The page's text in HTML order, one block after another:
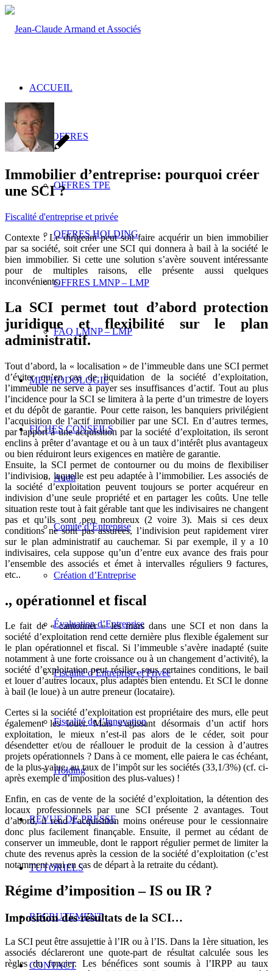
ACCUEIL
NOS OFFRES
OFFRES TPE
OFFRES HOLDING
OFFRES LMNP – LMP
FAQ LMNP – LMP
METHODOLOGIE
FICHES CONSEILS
Audit
Comité d’Entreprise
Création d’Entreprise
Évaluation d’Entreprise
Fiscalité d’Entreprise et Privée
Fiscalité de l’Innovation
Holding
REVUE DE PRESSE
TUTORIELS
RECRUTEMENT
CONTACT
Immobilier d’entreprise: pourquoi créer
une SCI ?
Fiscalité d'entreprise et privée
Contexte : Le dirigeant peut soit faire acquérir un bien immobilier
par sa société, soit créer une SCI qui donnera à bail à la société le
bien immobilier. Si cette une solution s’avère souvent intéressante
pour de multiples raisons, elle présente aussi quelques
inconvénients.
La SCI permet tout d’abord protection
juridique et flexibilité sur le plan
administratif.
Tout d’abord, la « localisation » de l’immeuble dans une SCI permet
d’éviter qu’en cas de liquidation de la société d’exploitation,
l’immeuble ne serve à payer ses insuffisances d’actif. Tout au plus
l’incidence pour la SCI se limitera à la perte d’un trimestre de loyers
et du dépôt de garantie. Pour cette raison, les banquiers privilégient
l’acquisition de l’actif immobilier par une SCI. En d’autres termes,
par rapport à une acquisition par la société d’exploitation, ils seront
enclins à prêter d’avantage et ou à un taux d’intérêt plus avantageux
ou bien réduiront leurs exigences en matière de garantie.
Ensuite, la SCI permet de contourner ou du moins de flexibiliser
l’indivision, laquelle est peu adaptée à l’immobilier. Les associés de
la société d’exploitation peuvent toujours se porter acquéreur en
indivision d’une seule propriété et en partager les coûts. Une telle
situation reste tout à fait gérable tant que les indivisaires ne changent
pas et qu’ils sont peu nombreux (2 voire 3). Mais si ces deux
conditions ne sont pas assurées, l’indivision peut rapidement virer
sur le plan administratif au cauchemar. Si par exemple, il y a 10
indivisaires, cela suppose qu’un d’entre eux avance des frais pour
l’ensemble des associés et émet à intervalles réguliers 9 factures,
etc..
., opérationnel et fiscal
Le fait de « cantonner » les murs dans une SCI et non dans la
société d’exploitation rend cette dernière plus flexible également sur
le plan opérationnel et fiscal. Si l’immeuble s’avère inadapté (suite
notamment à une forte croissance ou à un changement d’activité), la
société d’exploitation peut résilier, sous certaines conditions, le bail
et louer d’autres locaux, plus adaptés bien entendu. Et SCI le donne
à bail (le loue) à un autre preneur (locataire).
Certes si la société d’exploitation est propriétaire des murs, elle peut
également les louer. Mais s’agissant désormais d’un actif hors
exploitation, le mieux n’est-il pas alors de le céder, soit pour
désendetter et/ou de réallouer le produit de la cession à d’autres
projets opérationnels ? Dans à ce moment, elle paiera le cas échéant,
de la plus-value, au taux de l’impôt sur les sociétés (33,1/3%) (cf. ci-
après exemple d’imposition des plus-values) !
Enfin, en cas de vente de la société d’exploitation, la détention des
locaux professionnels par une SCI présente 2 avantages. Tout
d’abord, il rend l’acquisition moins onéreuse pour le cessionnaire
donc plus facilement finançable. Ensuite, il permet au cédant de
conserver un immeuble, dont le rapport régulier permet de limiter la
chute des revenus après la cession de la société d’exploitation (c’est
notamment vrai en cas de départ à la retraite du cédant).
Régime d’imposition – IS ou IR ?
Imposition des résultats de la SCI…
La SCI peut être assujettie à l’IR ou à l’IS. Dans la 1ère situation, les
associés déclareront une quote-part de résultat calculée sous les
règles du foncier. Les bénéfices sont soumis à l’IRPP au taux